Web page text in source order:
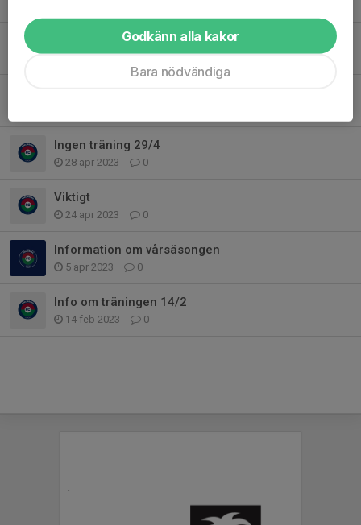
Inställd träning 8/8
8 aug 2023 0
Ingen träning 29/4
28 apr 2023 0
Viktigt
24 apr 2023 0
Information om vårsäsongen
5 apr 2023 0
Info om träningen 14/2
14 feb 2023 0
Godkänn alla kakor
Bara nödvändiga